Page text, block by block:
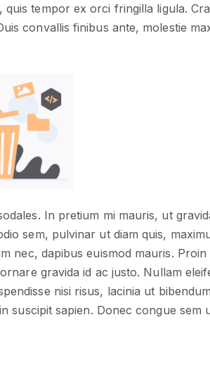
tempor ex orci fringilla ligula.
convallis finibus ante, molestie
In pretium mi mauris, ut
sem, pulvinar ut diam quis,
nec, dapibus euismod mauris.
gravida id ac justo. Nullam
nisi risus, lacinia ut
suscipit sapien. Donec congue sem